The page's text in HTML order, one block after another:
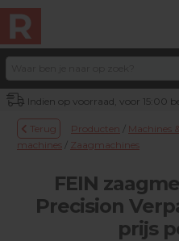
Indien op voorraad, voor 15:00
Terug Producten / Machines
machines / Zaagmachines
FEIN
Precision
prijs